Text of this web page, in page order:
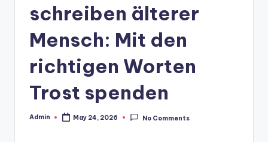
schreiben älterer
Mensch: Mit den
richtigen Worten
Trost spenden
Posted
Admin May 24, 2026 No Comments